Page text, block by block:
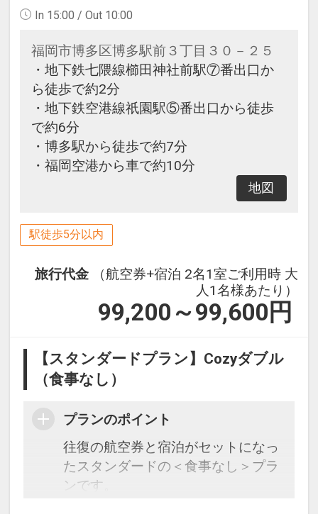
In 15:00 / Out 10:00
福岡市博多区博多駅前３丁目３０－２５
・地下鉄七隈線櫛田神社前駅⑦番出口か
ら徒歩で約2分
・地下鉄空港線祇園駅⑤番出口から徒歩
で約6分
・博多駅から徒歩で約7分
・福岡空港から車で約10分
地図
駅徒歩5分以内
旅行代金
（航空券+宿泊 2名1室ご利用時 大
人1名様あたり）
99,200～99,600 円
【スタンダードプラン】Cozyダブル
（食事なし）
プランのポイント
往復の航空券と宿泊がセットになっ
たスタンダードの＜食事なし＞プラ
ンです。